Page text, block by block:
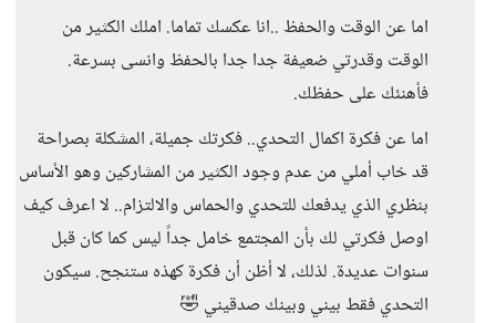
اما عن الوقت والحفظ ..انا عكسك تماما. املك الكثير من
الوقت وقدرتي ضعيفة جدا جدا بالحفظ وانسى بسرعة.
فأهنئك على حفظك.
اما عن فكرة اكمال التحدي.. فكرتك جميلة، المشكلة بصراحة
قد خاب أملي من عدم وجود الكثير من المشاركين وهو الأساس
بنظري الذي يدفعك للتحدي والحماس والالتزام.. لا اعرف كيف
اوصل فكرتي لك بأن المجتمع خامل جداً ليس كما كان قبل
سنوات عديدة. لذلك، لا أظن أن فكرة كهذه ستنجح. سيكون
التحدي فقط بيني وبينك صدقيني 🤣